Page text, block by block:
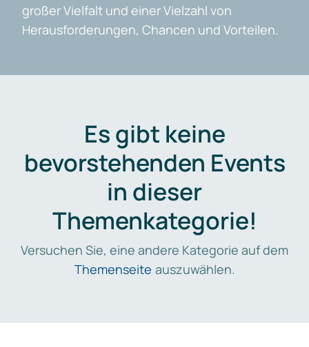
großer Vielfalt und einer Vielzahl von
Herausforderungen, Chancen und Vorteilen.
Es gibt keine
bevorstehenden Events
in dieser
Themenkategorie!
Versuchen Sie, eine andere Kategorie auf dem
Themenseite auszuwählen.